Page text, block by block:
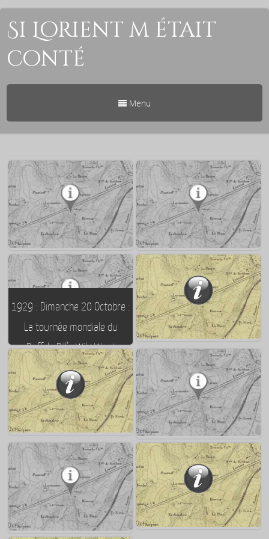
Si Lorient m était
conté
Menu
1911 : Construction du
canalisation d’eau
1919 : Construction du
troisième bassin de carénage
1929 : Dimanche 20 Octobre :
La tournée mondiale du
« Buffalo Bill’s Wild West »
passe par Lorient pour la
seconde fois ; mais sans
Buffalo Bill – décédé en 1917
1762 – 1774 ⇒ Jean-Michel
Ferrand : maire de Lorient du
09/07/1762 au 07/03/1774
1884 – 1886 ⇒ Eugène
Charles : maire de Lorient du
18/05/1884 au 28/03/1886
1798 : Naissance à Lorient de
l’actrice Marie Dorval